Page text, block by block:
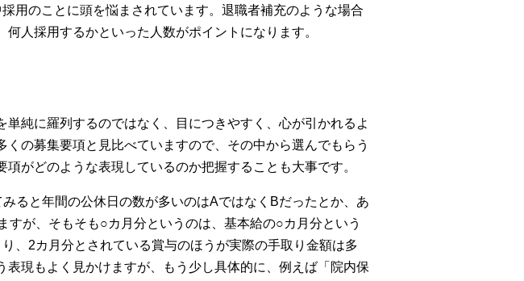
用のことに頭を悩まされています。退職者補充のような場合
人採用するかといった人数がポイントになります。
純に羅列するのではなく、目につきやすく、心が引かれるよ
の募集要項と見比べていますので、その中から選んでもらう
がどのような表現しているのか把握することも大事です。
ると年間の公休日の数が多いのはAではなくBだったとか、あ
が、そもそも○カ月分というのは、基本給の○カ月分という
、2カ月分とされている賞与のほうが実際の手取り金額は多
現もよく見かけますが、もう少し具体的に、例えば「院内保